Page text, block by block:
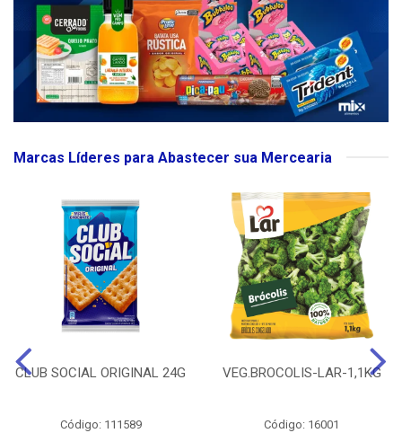
Marcas Líderes para Abastecer sua Mercearia
CLUB SOCIAL ORIGINAL 24G
Código: 111589
VEG.BROCOLIS-LAR-1,1KG
Código: 16001